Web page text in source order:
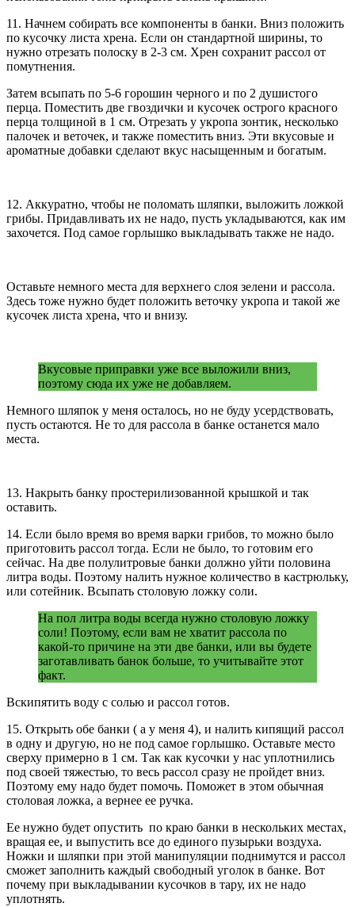
11. Начнем собирать все компоненты в банки. Вниз положить
по кусочку листа хрена. Если он стандартной ширины, то
нужно отрезать полоску в 2-3 см. Хрен сохранит рассол от
помутнения.
Затем всыпать по 5-6 горошин черного и по 2 душистого
перца. Поместить две гвоздички и кусочек острого красного
перца толщиной в 1 см. Отрезать у укропа зонтик, несколько
палочек и веточек, и также поместить вниз. Эти вкусовые и
ароматные добавки сделают вкус насыщенным и богатым.
12. Аккуратно, чтобы не поломать шляпки, выложить ложкой
грибы. Придавливать их не надо, пусть укладываются, как им
захочется. Под самое горлышко выкладывать также не надо.
Оставьте немного места для верхнего слоя зелени и рассола.
Здесь тоже нужно будет положить веточку укропа и такой же
кусочек листа хрена, что и внизу.
Вкусовые приправки уже все выложили вниз,
поэтому сюда их уже не добавляем.
Немного шляпок у меня осталось, но не буду усердствовать,
пусть остаются. Не то для рассола в банке останется мало
места.
13. Накрыть банку простерилизованной крышкой и так
оставить.
14. Если было время во время варки грибов, то можно было
приготовить рассол тогда. Если не было, то готовим его
сейчас. На две полулитровые банки должно уйти половина
литра воды. Поэтому налить нужное количество в кастрюльку,
или сотейник. Всыпать столовую ложку соли.
На пол литра воды всегда нужно столовую ложку
соли! Поэтому, если вам не хватит рассола по
какой-то причине на эти две банки, или вы будете
заготавливать банок больше, то учитывайте этот
факт.
Вскипятить воду с солью и рассол готов.
15. Открыть обе банки ( а у меня 4), и налить кипящий рассол
в одну и другую, но не под самое горлышко. Оставьте место
сверху примерно в 1 см. Так как кусочки у нас уплотнились
под своей тяжестью, то весь рассол сразу не пройдет вниз.
Поэтому ему надо будет помочь. Поможет в этом обычная
столовая ложка, а вернее ее ручка.
Ее нужно будет опустить по краю банки в нескольких местах,
вращая ее, и выпустить все до единого пузырьки воздуха.
Ножки и шляпки при этой манипуляции поднимутся и рассол
сможет заполнить каждый свободный уголок в банке. Вот
почему при выкладывании кусочков в тару, их не надо
уплотнять.